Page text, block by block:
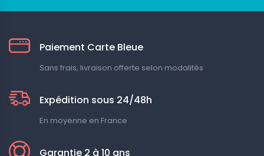
Paiement Carte Bleue
Sans frais, livraison offerte selon modalités
Expédition sous 24/48h
En moyenne en France
Garantie 2 à 10 ans